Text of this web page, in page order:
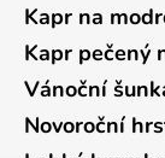
Kapr na
Kapr pečený
Vánoční
Novoroční